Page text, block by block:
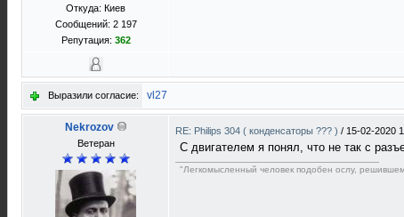
Откуда: Киев
Сообщений: 2 197
Репутация: 362
Выразили согласие: vl27
Nekrozov
Ветеран
RE: Philips 304 ( конденсаторы ??? ) / 15-02-2020
С двигателем я понял, что не так с
"Легкомысленный человек подобен ослу,